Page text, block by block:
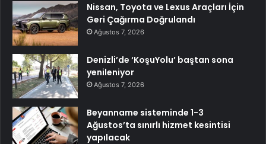
Nissan, Toyota ve Lexus Araçları İçin
Geri Çağırma Doğrulandı
Ağustos 7, 2026
Denizli’de ‘KoşuYolu’ baştan sona
yenileniyor
Ağustos 7, 2026
Beyanname sisteminde 1-3
Ağustos’ta sınırlı hizmet kesintisi
yapılacak